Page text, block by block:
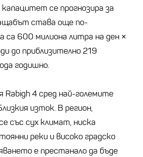
се прогнозира за
става още по-
са 600 милиона литра на ден ×
до приблизително 219
годишно.
Rabigh 4 сред най-големите
изток. В регион,
със сух климат, ниска
реки и високо градско
е престанало да бъде